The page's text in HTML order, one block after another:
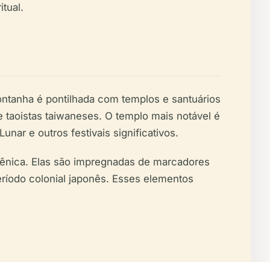
é pontilhada com templos e santuários
taiwaneses. O templo mais notável é
e outros festivais significativos.
Elas são impregnadas de marcadores
colonial japonês. Esses elementos